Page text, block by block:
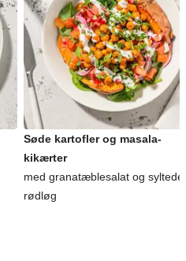
Søde kartofler og masala-
kikærter
med granatæblesalat og syltede
rødløg